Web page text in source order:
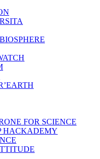
FOR SCIENCE
HACKADEMY